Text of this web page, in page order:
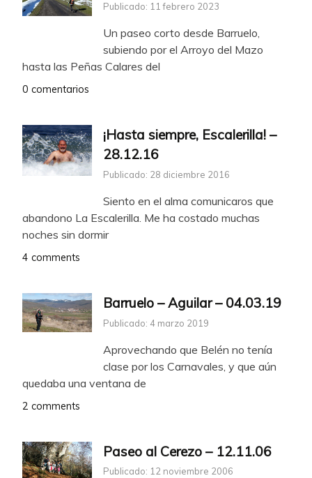
Publicado: 11 febrero 2023
Un paseo corto desde Barruelo,
subiendo por el Arroyo del Mazo
hasta las Peñas Calares del
0 comentarios
¡Hasta siempre, Escalerilla! –
28.12.16
Publicado: 28 diciembre 2016
Siento en el alma comunicaros que
abandono La Escalerilla. Me ha costado muchas
noches sin dormir
4 comments
Barruelo – Aguilar – 04.03.19
Publicado: 4 marzo 2019
Aprovechando que Belén no tenía
clase por los Carnavales, y que aún
quedaba una ventana de
2 comments
Paseo al Cerezo – 12.11.06
Publicado: 12 noviembre 2006